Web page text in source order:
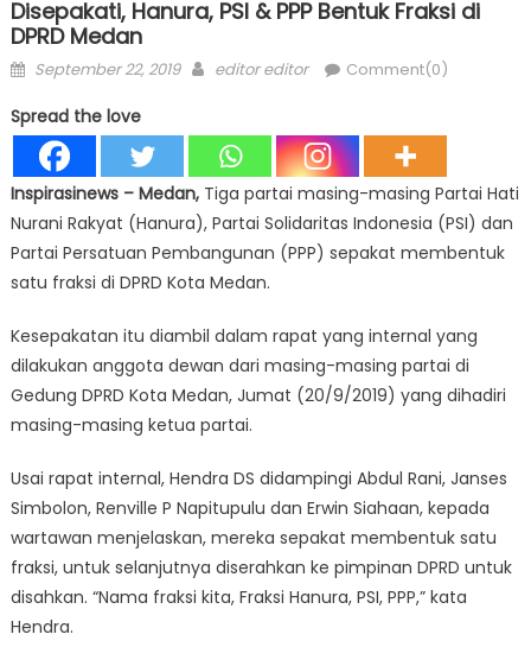
Disepakati, Hanura, PSI & PPP Bentuk Fraksi di
DPRD Medan
Posted
September 22, 2019 Author
editor editor Comment(0)
Spread the love
Inspirasinews– Medan,Tiga partai masing-masing Partai Hati
Nurani Rakyat (Hanura), Partai Solidaritas Indonesia (PSI) dan
Partai Persatuan Pembangunan (PPP) sepakat membentuk
satu fraksi di DPRD Kota Medan.
Kesepakatan itu diambil dalam rapat yang internal yang
dilakukan anggota dewan dari masing-masing partai di
Gedung DPRD Kota Medan, Jumat (20/9/2019) yang dihadiri
masing-masing ketua partai.
Usai rapat internal, Hendra DS didampingi Abdul Rani, Janses
Simbolon, Renville P Napitupulu dan Erwin Siahaan, kepada
wartawan menjelaskan, mereka sepakat membentuk satu
fraksi, untuk selanjutnya diserahkan ke pimpinan DPRD untuk
disahkan. “Nama fraksi kita, Fraksi Hanura, PSI, PPP,” kata
Hendra.